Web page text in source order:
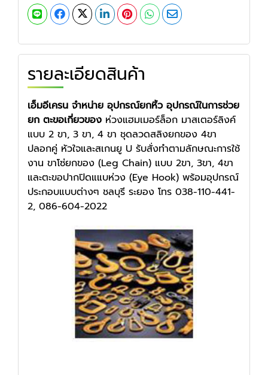
รายละเอียดสินค้า
เอ็มอีเครน จำหน่าย อุปกรณ์ยกหิ้ว อุปกรณ์ในการช่วย
ยก ตะขอเกี่ยวของ ห่วงแฮมเมอร์ล็อก มาสเตอร์ลิงค์
แบบ 2 ขา, 3 ขา, 4 ขา ชุดลวดสลิงยกของ 4ขา
ปลอกคู่ หัวใจและสเกนยู U รับสั่งทำตามลักษณะการใช้
งาน ขาโซ่ยกของ (Leg Chain) แบบ 2ขา, 3ขา, 4ขา
และตะขอปากปิดแแบห่วง (Eye Hook) พร้อมอุปกรณ์
ประกอบแบบต่างๆ ชลบุรี ระยอง โทร 038-110-441-
2, 086-604-2022